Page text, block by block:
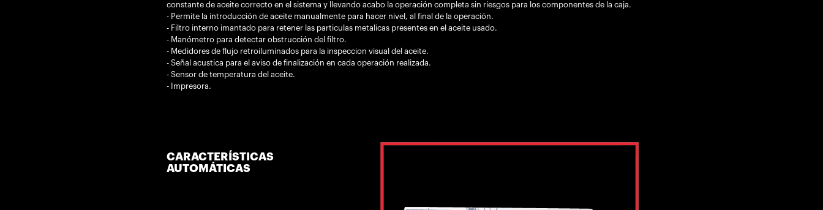
constante de aceite correcto en el sistema y llevando acabo la operación completa sin riesgos para los componentes de la caja.
- Permite la introducción de aceite manualmente para hacer nivel, al final de la operación.
- Filtro interno imantado para retener las particulas metalicas presentes en el aceite usado.
- Manómetro para detectar obstrucción del filtro.
- Medidores de flujo retroiluminados para la inspeccion visual del aceite.
- Señal acustica para el aviso de finalización en cada operación realizada.
- Sensor de temperatura del aceite.
- Impresora.
CARACTERÍSTICAS
AUTOMÁTICAS